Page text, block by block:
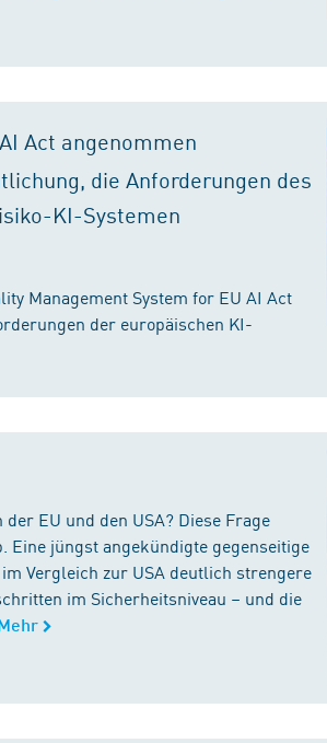
Act angenommen
die Anforderungen des
KI-Systemen
Management System for EU AI Act
der europäischen KI-
EU und den USA? Diese Frage
Eine jüngst angekündigte gegenseitige
Vergleich zur USA deutlich strengere
im Sicherheitsniveau – und die